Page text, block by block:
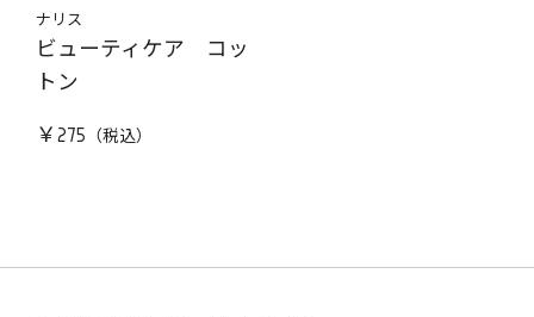
ナリス
ビューティケア コッ
トン
￥275